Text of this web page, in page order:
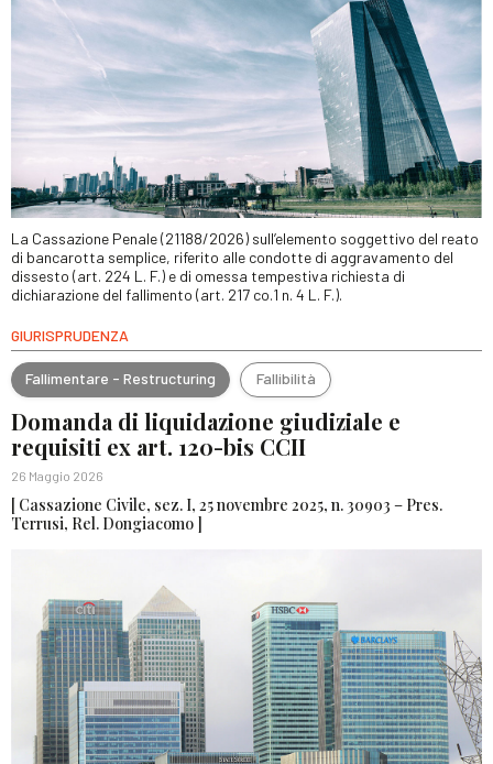
La Cassazione Penale (21188/2026) sull’elemento soggettivo del reato
di bancarotta semplice, riferito alle condotte di aggravamento del
dissesto (art. 224 L. F.) e di omessa tempestiva richiesta di
dichiarazione del fallimento (art. 217 co.1 n. 4 L. F.).
GIURISPRUDENZA
Fallimentare - Restructuring Fallibilità
Domanda di liquidazione giudiziale e
requisiti ex art. 120-bis CCII
26 Maggio 2026
[ Cassazione Civile, sez. I, 25 novembre 2025, n. 30903 – Pres.
Terrusi, Rel. Dongiacomo ]